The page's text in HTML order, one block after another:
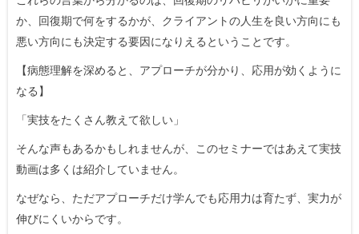
か、回復期で何をするかが、クライアントの人生を良い方向にも
悪い方向にも決定する要因になりえるということです。
【病態理解を深めると、アプローチが分かり、応用が効くように
なる】
「実技をたくさん教えて欲しい」
そんな声もあるかもしれませんが、このセミナーではあえて実技
動画は多くは紹介していません。
なぜなら、ただアプローチだけ学んでも応用力は育たず、実力が
伸びにくいからです。